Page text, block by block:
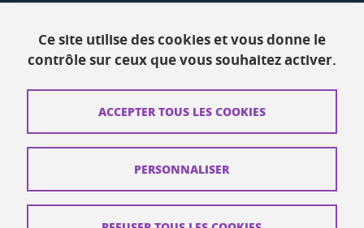
Ressources
Contacts
Plans d'accès
Mentions légales
Ce site utilise des cookies et vous donne le
contrôle sur ceux que vous souhaitez activer.
ACCEPTER TOUS LES COOKIES
PERSONNALISER